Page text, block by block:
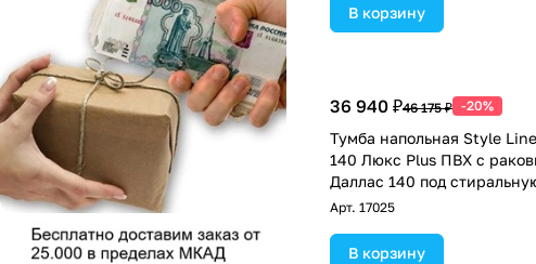
В корзину
36 940 ₽46 175 ₽ -20%
Тумба напольная Style
140 Люкс Plus ПВХ с
Даллас 140 под
машину, два ящика,
Арт. 17025
В корзину